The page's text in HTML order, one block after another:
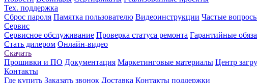
Тех. поддержка
Сброс пароля Памятка пользователю Видеоинструкции Частые
Сервис
Сервисное обслуживание Проверка статуса ремонта Гарантийные
Стать дилером Онлайн-видео
Скачать
Прошивки и ПО Документация Маркетинговые материалы Центр
Контакты
Где купить Заказать звонок Доставка Контакты поддержки